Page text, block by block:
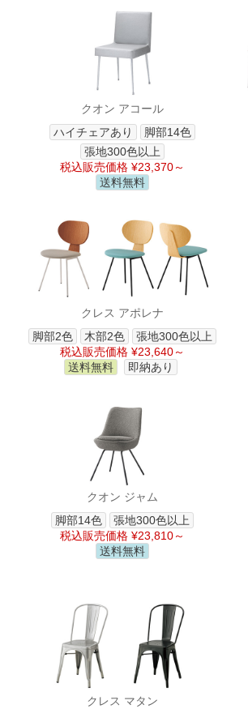
クオン アコール
ハイチェアあり
脚部14色
張地300色以上
税込販売価格 ¥23,370～
送料無料
クレス アポレナ
脚部2色
木部2色
張地300色以上
税込販売価格 ¥23,640～
送料無料
即納あり
クオン ジャム
脚部14色
張地300色以上
税込販売価格 ¥23,810～
送料無料
クレス マタン